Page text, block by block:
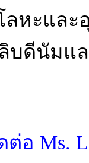
ลหะและ
บดีนัมแ
อ Ms.